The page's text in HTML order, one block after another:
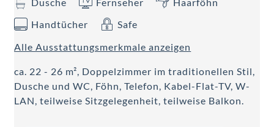
Dusche Fernseher
Haarföhn
Handtücher
Safe
Alle Ausstattungsmerkmale anzeigen
ca. 22 - 26 m², Doppelzimmer im traditionellen Stil,
Dusche und WC, Föhn, Telefon, Kabel-Flat-TV, W-
LAN, teilweise Sitzgelegenheit, teilweise Balkon.